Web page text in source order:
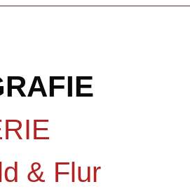
& Flur